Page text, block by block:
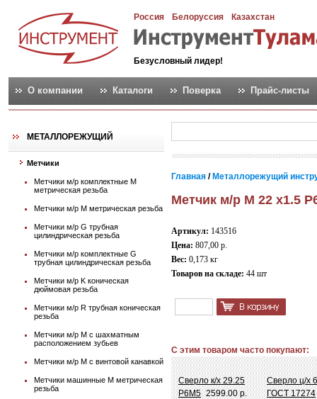
Россия Белоруссия Казахстан
Безусловный лидер!
О компании Каталоги Поверка Прайс-листы
МЕТАЛЛОРЕЖУЩИЙ
Метчики
Метчики м/р комплектные М
метрическая резьба
Метчики м/р М метрическая резьба
Метчики м/р G трубная
цилиндрическая резьба
Метчики м/р комплектные G
трубная цилиндрическая резьба
Метчики м/р K коническая
дюймовая резьба
Метчики м/р R трубная коническая
резьба
Метчики м/р М с шахматным
расположением зубьев
Метчики м/р М с винтовой канавкой
Метчики машинные М метрическая
резьба
Главная / Металлорежущий
Метчик м/р М 22 х1.5
Артикул: 143516
Цена: 807,00 р.
Вес: 0,173 кг
Товаров на складе: 44 шт
С этим товаром часто покупают:
Сверло к/х 29.25
Р6М5 2599.00 р.
Сверло ц/х
ГОСТ 17274